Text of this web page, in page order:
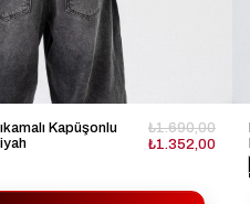
Kapüşonlu
₺1.352,00
₺1.690,00